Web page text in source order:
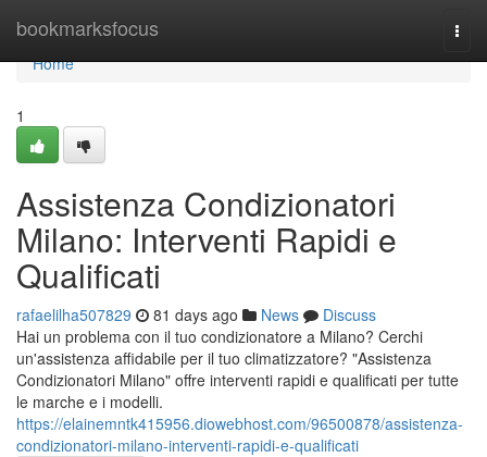
bookmarksfocus
Home
Home
1
Assistenza Condizionatori
Milano: Interventi Rapidi e
Qualificati
rafaelilha507829 81 days ago News
Discuss
Hai un problema con il tuo condizionatore a Milano? Cerchi
un'assistenza affidabile per il tuo climatizzatore? "Assistenza
Condizionatori Milano" offre interventi rapidi e qualificati per tutte
le marche e i modelli.
https://elainemntk415956.diowebhost.com/96500878/assistenza-
condizionatori-milano-interventi-rapidi-e-qualificati